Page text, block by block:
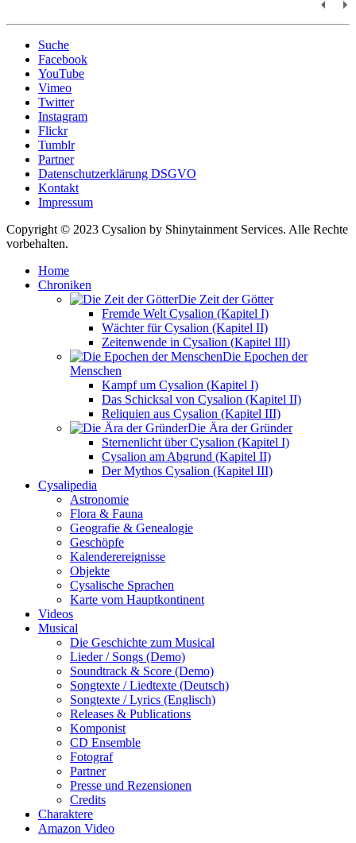
Suche
Facebook
YouTube
Vimeo
Twitter
Instagram
Flickr
Tumblr
Partner
Datenschutzerklärung DSGVO
Kontakt
Impressum
Copyright © 2023 Cysalion by Shinytainment Services. Alle Rechte
vorbehalten.
Home
Chroniken
Die Zeit der Götter
Fremde Welt Cysalion (Kapitel I)
Wächter für Cysalion (Kapitel II)
Zeitenwende in Cysalion (Kapitel III)
Die Epochen der
Menschen
Kampf um Cysalion (Kapitel I)
Das Schicksal von Cysalion (Kapitel II)
Reliquien aus Cysalion (Kapitel III)
Die Ära der Gründer
Sternenlicht über Cysalion (Kapitel I)
Cysalion am Abgrund (Kapitel II)
Der Mythos Cysalion (Kapitel III)
Cysalipedia
Astronomie
Flora & Fauna
Geografie & Genealogie
Geschöpfe
Kalenderereignisse
Objekte
Cysalische Sprachen
Karte vom Hauptkontinent
Videos
Musical
Die Geschichte zum Musical
Lieder / Songs (Demo)
Soundtrack & Score (Demo)
Songtexte / Liedtexte (Deutsch)
Songtexte / Lyrics (Englisch)
Releases & Publications
Komponist
CD Ensemble
Fotograf
Partner
Presse und Rezensionen
Credits
Charaktere
Amazon Video